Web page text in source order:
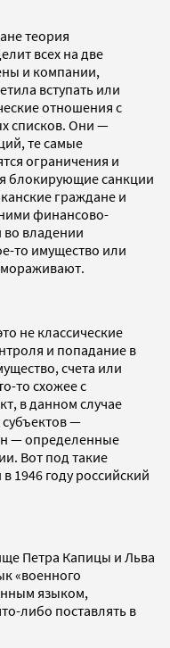
теория
всех на две
и компании,
вступать или
отношения с
списков. Они —
те самые
ограничения и
блокирующие санкции
граждане и
финансово-
во владении
то имущество или
не классические
и попадание в
счета или
то схожее с
в данном случае
—
— определенные
Вот под такие
1946 году российский
Петра Капицы и Льва
«военного
языком,
либо поставлять в